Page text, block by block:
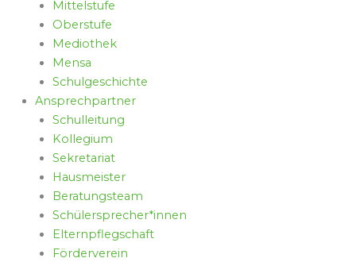
Mittelstufe
Oberstufe
Mediothek
Mensa
Schulgeschichte
Ansprechpartner
Schulleitung
Kollegium
Sekretariat
Hausmeister
Beratungsteam
Schülersprecher*innen
Elternpflegschaft
Förderverein